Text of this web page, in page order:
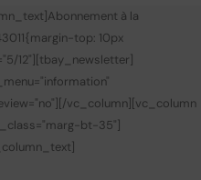
Abonnement à la
top: 10px
12"][tbay_newsletter]
vc_column][vc_column
bt-35"]